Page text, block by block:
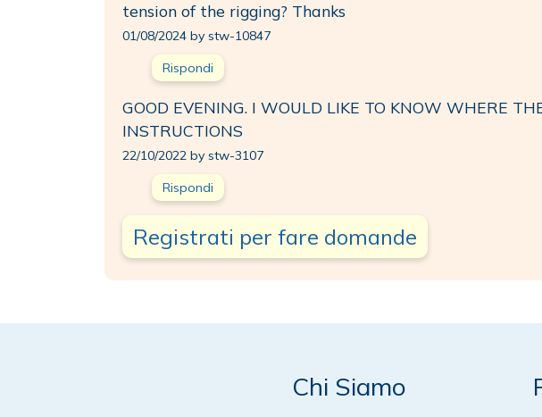
tension of the rigging? Thanks
01/08/2024 by stw-10847
Rispondi
GOOD EVENING. I WOULD LIKE TO KNOW WHERE
INSTRUCTIONS
22/10/2022 by stw-3107
Rispondi
Registrati per fare domande
Chi Siamo